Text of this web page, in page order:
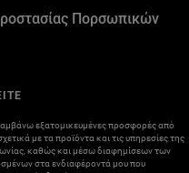
Πορσωπικών
εξατομικευμένες προσφορές από
με τα προϊόντα και τις υπηρεσίες της
καθώς και μέσω διαφημίσεων των
στα ενδιαφέροντά μου που